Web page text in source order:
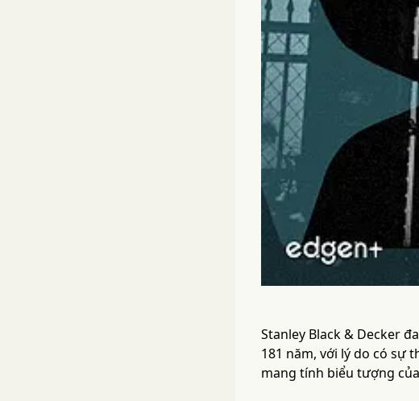
Stanley Black & Decker
181 năm, với lý do có sự
mang tính biểu tượng